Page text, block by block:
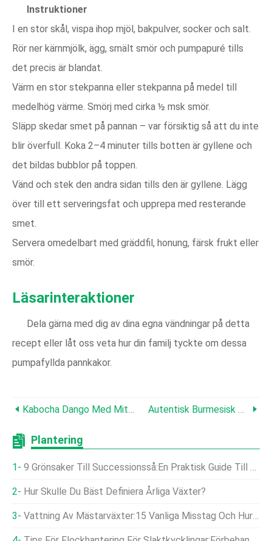
Instruktioner
I en stor skål, vispa ihop mjöl, bakpulver, socker och salt.
Rör ner kärnmjölk, ägg, smält smör och pumpapuré tills
det precis är blandat.
Värm en stor stekpanna eller stekpanna på medel till
medelhög värme. Smörj med cirka ½ msk smör.
Släpp skedar smet på pannan – var försiktig så att du inte
blir överfull. Koka 2–4 minuter tills botten är gyllene och
det bildas bubblor på toppen.
Vänd och stek den andra sidan tills den är gyllene. Lägg
över till ett serveringsfat och upprepa med resterande
smet.
Servera omedelbart med gräddfil, honung, färsk frukt eller
smör.
Läsarinteraktioner
Dela gärna med dig av dina egna vändningar på detta
recept eller låt oss veta hur din familj tyckte om dessa
pumpafyllda pannkakor.
Kabocha Dango Med Mitarashi-Glasyr – Autentisk Japansk Pumpagodis Autentisk Burmesisk Pumpacurry Med Mynta Och Tamarind – Snabbt, Veganskt Och Smakrikt
Plantering
9 Grönsaker Till Successionsså:En Praktisk Guide Till Kontinuerliga Skördar
Hur Skulle Du Bäst Definiera Årliga Växter?
Vattning Av Mästarväxter:15 Vanliga Misstag Och Hur Man Åtgärdar Dem